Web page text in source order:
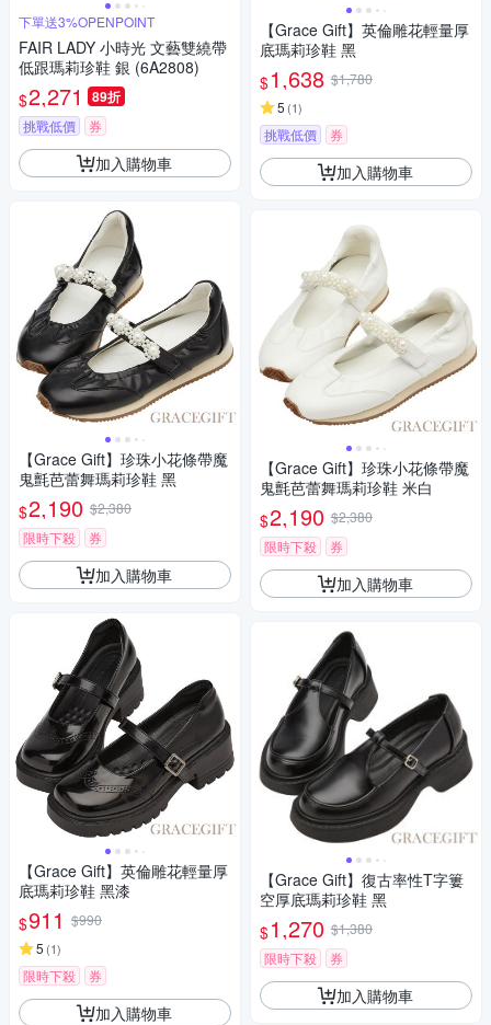
下單送3%OPENPOINT
FAIR LADY 小時光 文藝雙繞帶
低跟瑪莉珍鞋 銀 (6A2808)
$2,271 89折
挑戰低價 券
加入購物車
【Grace Gift】珍珠小花條帶魔
鬼氈芭蕾舞瑪莉珍鞋 黑
$2,190 $2,380
限時下殺
券
加入購物車
【Grace Gift】英倫雕花輕量厚
底瑪莉珍鞋 黑漆
$911 $990
5 (1)
限時下殺 券
加入購物車
【Grace Gift】英倫雕花輕量厚
底瑪莉珍鞋 黑
$1,638 $1,780
5 (1)
挑戰低價 券
加入購物車
【Grace Gift】珍珠小花條帶魔
鬼氈芭蕾舞瑪莉珍鞋 米白
$2,190 $2,380
限時下殺
券
加入購物車
【Grace Gift】復古率性T字簍
空厚底瑪莉珍鞋 黑
$1,270 $1,380
限時下殺
券
加入購物車